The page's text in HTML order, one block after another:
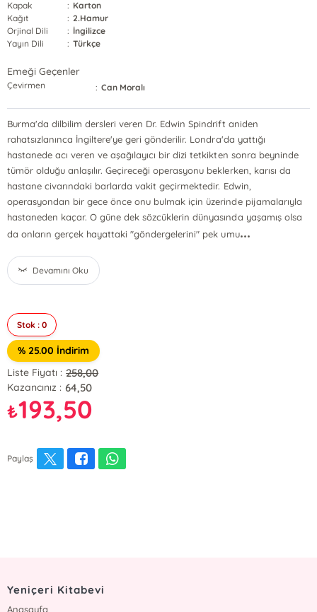
Kapak
: Karton
Kağıt
: 2.Hamur
Orjinal Dili
: İngilizce
Yayın Dili
: Türkçe
Emeği Geçenler
Çevirmen : Can Moralı
Burma'da dilbilim dersleri veren Dr. Edwin Spindrift aniden
rahatsızlanınca İngiltere'ye geri gönderilir. Londra'da yattığı
hastanede acı veren ve aşağılayıcı bir dizi tetkikten sonra beyninde
tümör olduğu anlaşılır. Geçireceği operasyonu beklerken, karısı da
hastane civarındaki barlarda vakit geçirmektedir. Edwin,
operasyondan bir gece önce onu bulmak için üzerinde pijamalarıyla
hastaneden kaçar. O güne dek sözcüklerin dünyasında yaşamış olsa
da onların gerçek hayattaki "göndergelerini" pek umu...
Devamını Oku
Stok : 0
% 25.00 İndirim
Liste Fiyatı : 258,00
Kazancınız : 64,50
₺193,50
Paylaş
Yeniçeri Kitabevi
Anasayfa